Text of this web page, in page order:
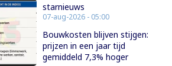
starnieuws
07-aug-2026 - 05:00
Bouwkosten blijven stijgen:
prijzen in een jaar tijd
gemiddeld 7,3% hoger